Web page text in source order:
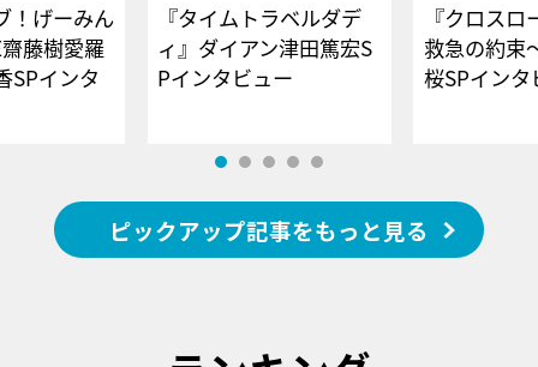
！げーみん
藤樹愛羅
SPインタ
『タイムトラベルダデ
ィ』ダイアン津田篤宏S
Pインタビュー
『クロス
救急の約束
桜SPイ
ピックアップ記事をもっと見る